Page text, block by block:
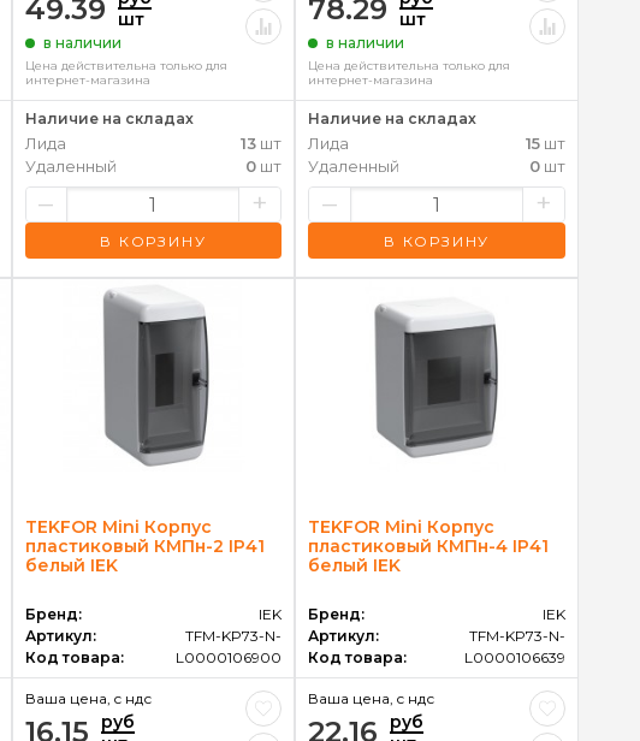
49.39
шт
в наличии
Цена действительна только для
интернет-магазина
Наличие на складах
Лида 13 шт
Удаленный
0 шт
– +
В КОРЗИНУ
78.29
шт
в наличии
Цена действительна только для
интернет-магазина
Наличие на складах
Лида 15 шт
Удаленный
0 шт
– +
В КОРЗИНУ
TEKFOR Mini Корпус
пластиковый КМПн-2 IP41
белый IEK
Бренд:
IEK
Артикул:
TFM-KP73-N-
Код товара:
L0000106900
Ваша цена, c ндс
16.15
руб
TEKFOR Mini Корпус
пластиковый КМПн-4 IP41
белый IEK
Бренд:
IEK
Артикул:
TFM-KP73-N-
Код товара:
L0000106639
Ваша цена, c ндс
22.16
руб